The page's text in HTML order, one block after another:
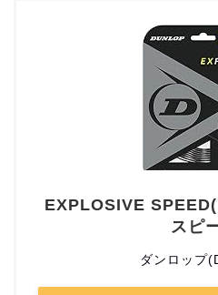
EXPLOSIVE SPEED(
スピ
ダンロップ